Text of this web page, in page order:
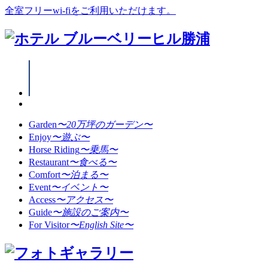
全室フリーwi-fiをご利用いただけます。
Garden〜20万坪のガーデン〜
Enjoy〜遊ぶ〜
Horse Riding〜乗馬〜
Restaurant〜食べる〜
Comfort〜泊まる〜
Event〜イベント〜
Access〜アクセス〜
Guide〜施設のご案内〜
For Visitor〜English Site〜